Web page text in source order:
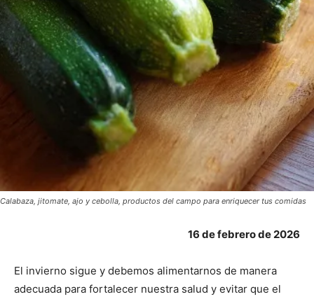
Calabaza, jitomate, ajo y cebolla, productos del campo para enriquecer tus comidas
16 de febrero de 2026
El invierno sigue y debemos alimentarnos de manera
adecuada para fortalecer nuestra salud y evitar que el